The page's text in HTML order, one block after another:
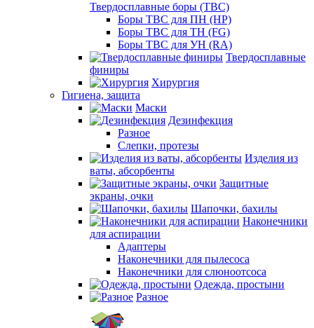
Твердосплавные боры (ТВС)
Боры ТВС для ПН (HP)
Боры ТВС для ТН (FG)
Боры ТВС для УН (RA)
Твердосплавные
финиры
Хирургия
Гигиена, защита
Маски
Дезинфекция
Разное
Слепки, протезы
Изделия из
ваты, абсорбенты
Защитные
экраны, очки
Шапочки, бахилы
Наконечники
для аспирации
Адаптеры
Наконечники для пылесоса
Наконечники для слюноотсоса
Одежда, простыни
Разное